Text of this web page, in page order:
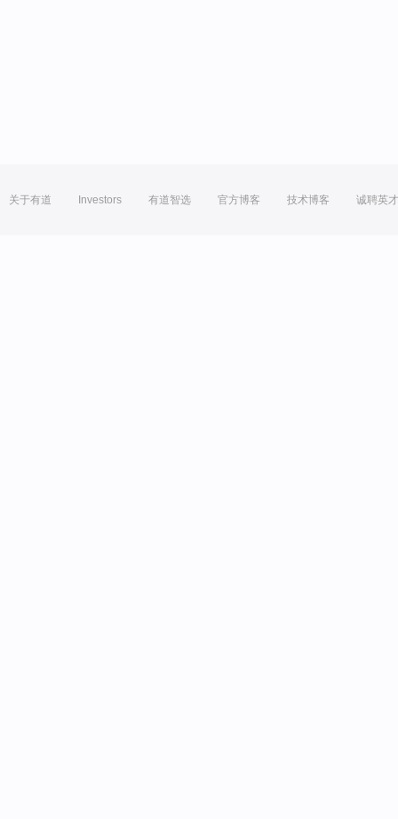
关于有道 Investors 有道智选 官方博客 技术博客 诚聘英才